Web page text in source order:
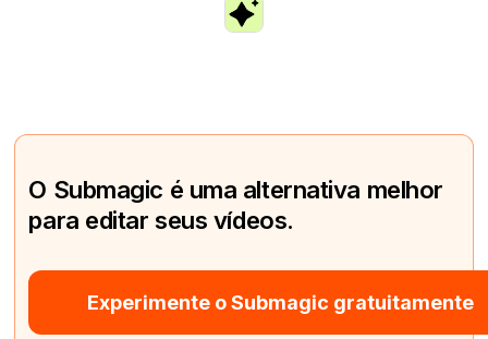
O Submagic é uma alternativa melhor
para editar seus vídeos.
Experimente o Submagic gratuitamente